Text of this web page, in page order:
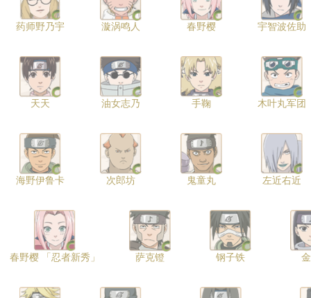
药师野乃宇 漩涡鸣人 春野樱 宇智波佐助
天天 油女志乃 手鞠 木叶丸军团
海野伊鲁卡 次郎坊 鬼童丸 左近右近
春野樱 「忍者新秀」 萨克镫 钢子铁